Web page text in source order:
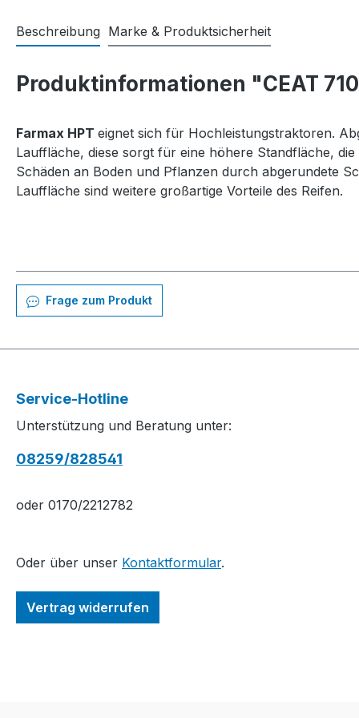
Beschreibung Marke & Produktsicherheit
Produktinformationen "CEAT
Farmax HPT eignet sich für Hochleistungstraktoren.
Lauffläche, diese sorgt für eine höhere Standfläche,
Schäden an Boden und Pflanzen durch abgerundete
Lauffläche sind weitere großartige Vorteile des Reifen.
Frage zum Produkt
Service-Hotline
Unterstützung und Beratung unter:
08259/828541
oder 0170/2212782
Oder über unser Kontaktformular.
Vertrag widerrufen